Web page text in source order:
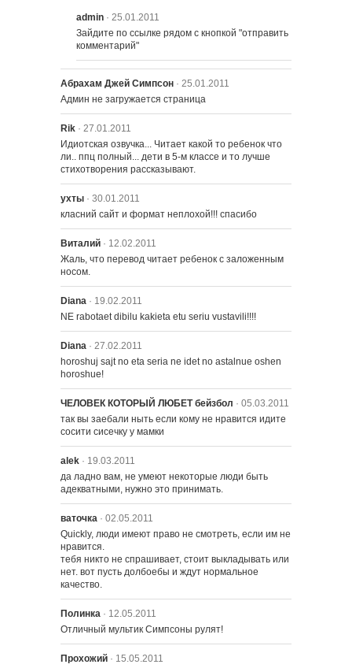
admin · 25.01.2011
Зайдите по ссылке рядом с кнопкой "отправить
комментарий"
Абрахам Джей Симпсон · 25.01.2011
Админ не загружается страница
Rik · 27.01.2011
Идиотская озвучка... Читает какой то ребенок что
ли.. ппц полный... дети в 5-м классе и то лучше
стихотворения рассказывают.
ухты · 30.01.2011
класний сайт и формат неплохой!!! спасибо
Виталий · 12.02.2011
Жаль, что перевод читает ребенок с заложенным
носом.
Diana · 19.02.2011
NE rabotaet dibilu kakieta etu seriu vustavili!!!!
Diana · 27.02.2011
horoshuj sajt no eta seria ne idet no astalnue oshen
horoshue!
ЧЕЛОВЕК КОТОРЫЙ ЛЮБЕТ бейзбол · 05.03.2011
так вы заебали ныть если кому не нравится идите
сосити сисечку у мамки
alek · 19.03.2011
да ладно вам, не умеют некоторые люди быть
адекватными, нужно это принимать.
ваточка · 02.05.2011
Quickly, люди имеют право не смотреть, если им не
нравится.
тебя никто не спрашивает, стоит выкладывать или
нет. вот пусть долбоебы и ждут нормальное
качество.
Полинка · 12.05.2011
Отличный мультик Симпсоны рулят!
Прохожий · 15.05.2011